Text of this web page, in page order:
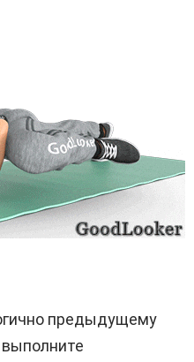
предыдущему